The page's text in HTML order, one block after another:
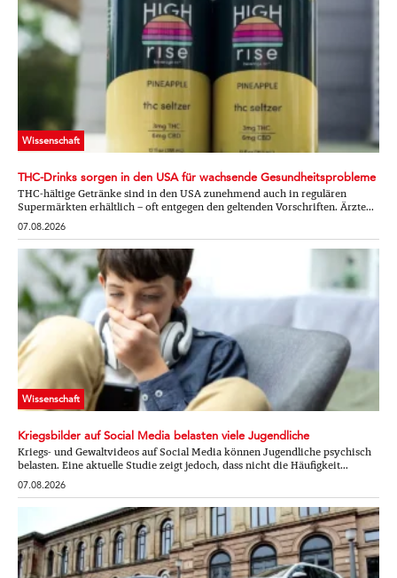
Wissenschaft
THC-Drinks sorgen in den USA für wachsende Gesundheitsprobleme
THC-hältige Getränke sind in den USA zunehmend auch in regulären
Supermärkten erhältlich – oft entgegen den geltenden Vorschriften. Ärzte...
07.08.2026
Wissenschaft
Kriegsbilder auf Social Media belasten viele Jugendliche
Kriegs- und Gewaltvideos auf Social Media können Jugendliche psychisch
belasten. Eine aktuelle Studie zeigt jedoch, dass nicht die Häufigkeit...
07.08.2026